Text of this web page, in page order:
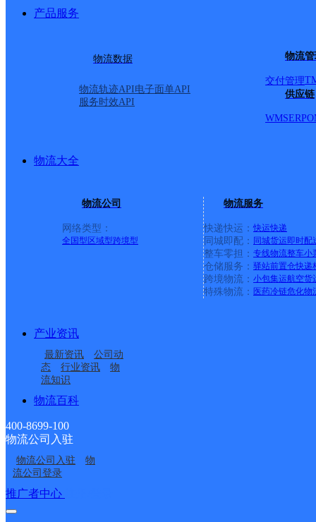
产品服务
物流数据
物流轨迹API电子面单API
服务时效API
物流
交付管理
供应链
WMSERP
物流大全
物流公司
网络类型：
全国型 区域型跨境型
物流服务
快递快运： 快运快递
同城即配： 同城货运即时配
整车零担： 专线物流整车小
仓储服务： 驿站前置仓快递
跨境物流： 小包集运航空货
特殊物流： 医药冷链危化物
产业资讯
最新资讯
公司动
态
行业资讯
物
流知识
物流百科
400-8699-100
物流公司入驻
物流公司入驻
物
流公司登录
推广者中心
湾公司精品区分部
云南昆明官渡区关上公
司南窑分部
昆明董家湾
云南主城公司经开服务
部顺通大道国际银分部
昆明滇中新区
昆明航天城
昆明联贸
接口API